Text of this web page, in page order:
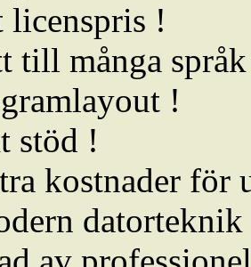
licenspris !
till många
!
stöd !
kostnader för